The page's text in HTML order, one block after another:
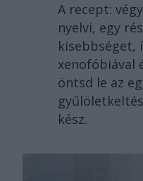
A recept:
nyelvi, egy
kisebbséget,
xenofóbiával
öntsd le az
kész.